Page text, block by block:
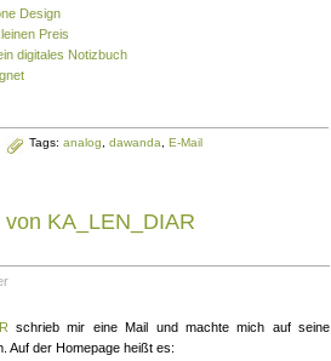
Design
Preis
digitales Notizbuch
Tags: analog dawanda E-Mail
von KA_LEN_DIAR
schrieb mir eine Mail und machte mich auf seine
Auf der Homepage heißt es: